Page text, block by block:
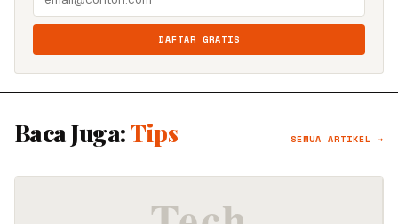
DAFTAR GRATIS
Baca Juga:Tips SEMUA ARTIKEL →